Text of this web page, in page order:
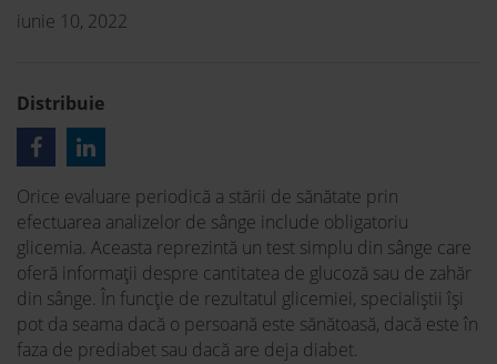
iunie 10, 2022
Distribuie
Orice evaluare periodică a stării de sănătate prin
efectuarea analizelor de sânge include obligatoriu
glicemia. Aceasta reprezintă un test simplu din sânge care
oferă informații despre cantitatea de glucoză sau de zahăr
din sânge. În funcție de rezultatul glicemiei, specialiștii își
pot da seama dacă o persoană este sănătoasă, dacă este în
faza de prediabet sau dacă are deja diabet.